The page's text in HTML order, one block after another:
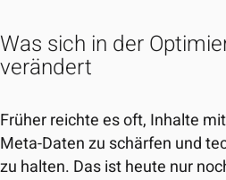
Was sich in der
verändert
Früher reichte es oft, Inhalte
Meta-Daten zu schärfen und
zu halten. Das ist heute nur